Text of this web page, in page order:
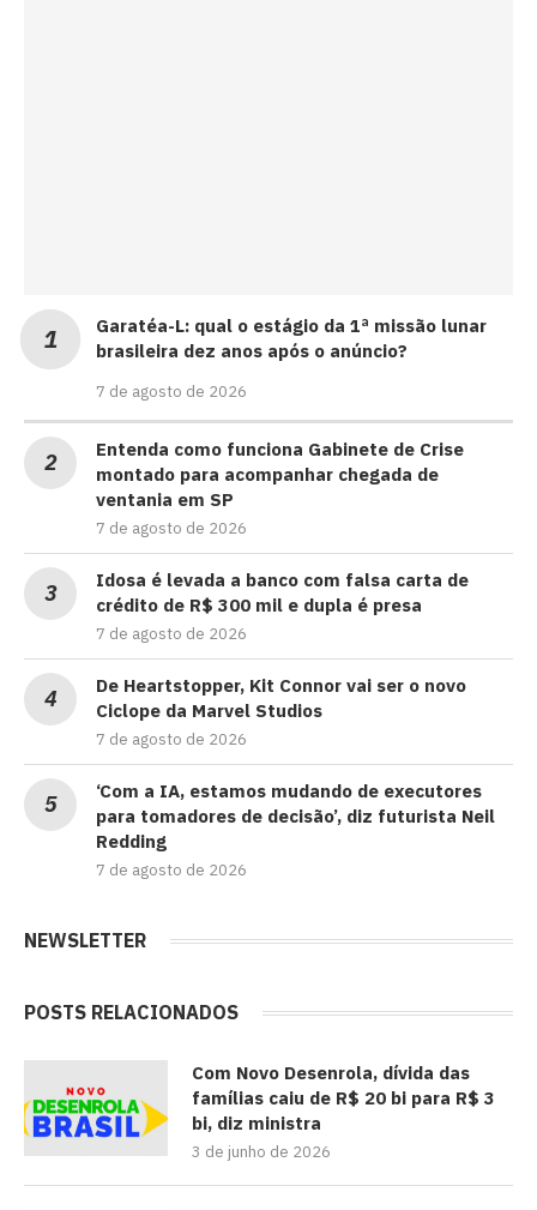
Garatéa-L: qual o estágio da 1ª missão lunar
brasileira dez anos após o anúncio?
7 de agosto de 2026
Entenda como funciona Gabinete de Crise
montado para acompanhar chegada de
ventania em SP
7 de agosto de 2026
Idosa é levada a banco com falsa carta de
crédito de R$ 300 mil e dupla é presa
7 de agosto de 2026
De Heartstopper, Kit Connor vai ser o novo
Ciclope da Marvel Studios
7 de agosto de 2026
‘Com a IA, estamos mudando de executores
para tomadores de decisão’, diz futurista Neil
Redding
7 de agosto de 2026
NEWSLETTER
POSTS RELACIONADOS
Com Novo Desenrola, dívida das
famílias caiu de R$ 20 bi para R$ 3
bi, diz ministra
3 de junho de 2026